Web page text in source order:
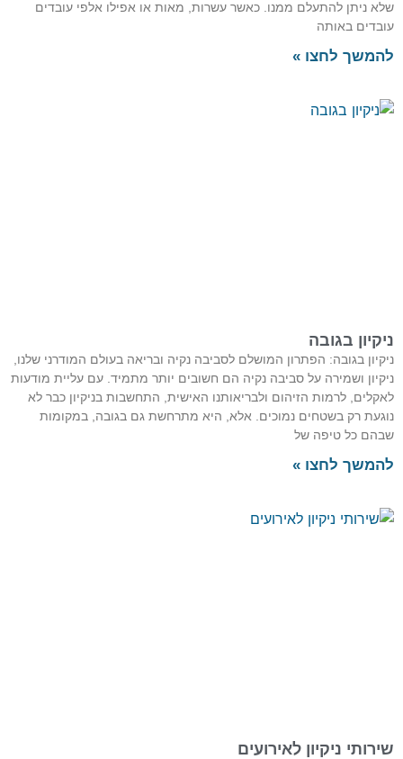
שלא ניתן להתעלם ממנו. כאשר עשרות, מאות או אפילו אלפי עובדים
עובדים באותה
להמשך לחצו »
ניקיון בגובה
ניקיון בגובה: הפתרון המושלם לסביבה נקיה ובריאה בעולם המודרני שלנו,
ניקיון ושמירה על סביבה נקיה הם חשובים יותר מתמיד. עם עליית מודעות
לאקלים, לרמות הזיהום ולבריאותנו האישית, התחשבות בניקיון כבר לא
נוגעת רק בשטחים נמוכים. אלא, היא מתרחשת גם בגובה, במקומות
שבהם כל טיפה של
להמשך לחצו »
שירותי ניקיון לאירועים